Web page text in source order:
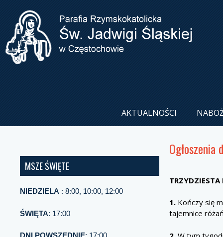
AKTUALNOŚCI
MSZE ŚWIĘTE
NIEDZIELA : 8:00, 10:00, 12:00
ŚWIĘTA: 17:00
DNI POWSZEDNIE: 17:00
1. Kończy się
tajemnice